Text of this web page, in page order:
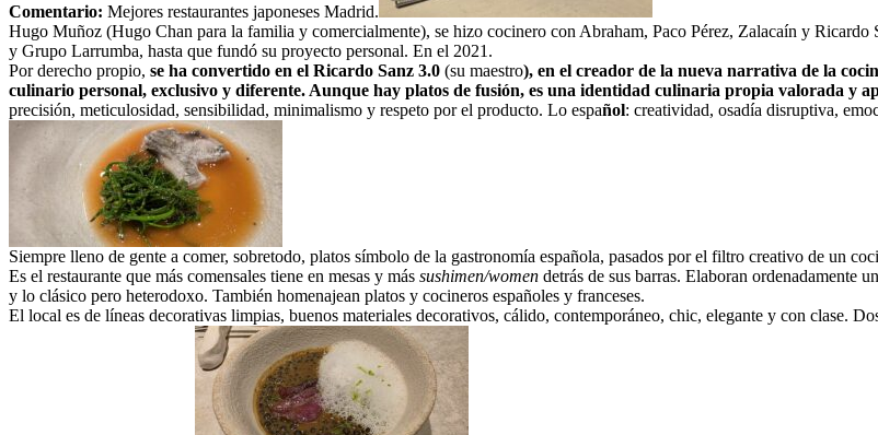
Comentario: Mejores restaurantes japoneses Madrid.
Hugo Muñoz (Hugo Chan para la familia y comercialmente), se hizo cocinero con Abraham, Paco Pérez, Zalacaín y
y Grupo Larrumba, hasta que fundó su proyecto personal. En el 2021.
Por derecho propio, se ha convertido en el Ricardo Sanz 3.0 (su maestro), en el creador de la nueva narrativa de la
culinario personal, exclusivo y diferente. Aunque hay platos de fusión, es una identidad culinaria propia valorada y
precisión, meticulosidad, sensibilidad, minimalismo y respeto por el producto. Lo español: creatividad, osadía disruptiva,
Siempre lleno de gente a comer, sobretodo, platos símbolo de la gastronomía española, pasados por el filtro creativo de un
Es el restaurante que más comensales tiene en mesas y más sushimen/women detrás de sus barras. Elaboran ordenadamente
y lo clásico pero heterodoxo. También homenajean platos y cocineros españoles y franceses.
El local es de líneas decorativas limpias, buenos materiales decorativos, cálido, contemporáneo, chic, elegante y con clase.